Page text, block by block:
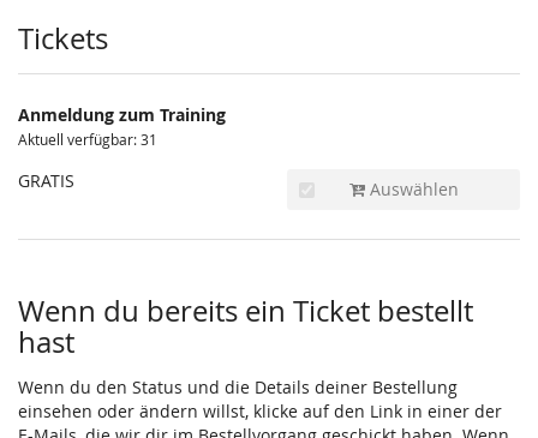
Produkte
Tickets
Anmeldung zum Training
Aktuell verfügbar: 31
GRATIS Auswählen
Wenn du bereits ein Ticket bestellt
hast
Wenn du den Status und die Details deiner Bestellung
einsehen oder ändern willst, klicke auf den Link in einer der